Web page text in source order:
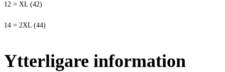
12 = XL (42)
14 = 2XL (44)
Ytterligare information